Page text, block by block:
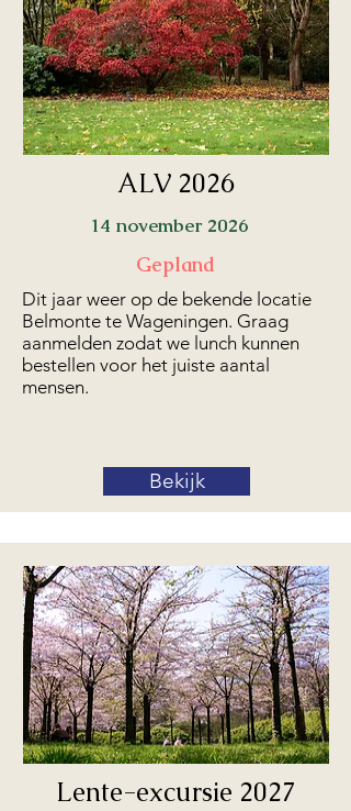
ALV 2026
14 november 2026
Gepland
Dit jaar weer op de bekende locatie
Belmonte te Wageningen. Graag
aanmelden zodat we lunch kunnen
bestellen voor het juiste aantal
mensen.
Bekijk
Lente-excursie 2027